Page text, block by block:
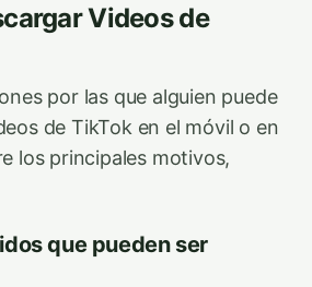
Videos de
por las que alguien puede
de TikTok en el móvil o en
los principales motivos,
que pueden ser